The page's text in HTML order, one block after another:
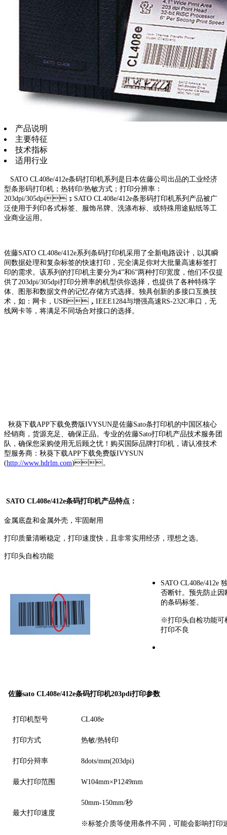
产品说明
主要特征
技术指标
适用行业
SATO CL408e/412e条码打印机系列是日本佐藤公司出品的工业经济
型条形码打印机；热转印/热敏方式；打印分辨率：
203dpi/305dpi；SATO CL408e/412e条形码打印机系列产品被广
泛使用于列印各式标签、服饰吊牌、洗涤布标、或特殊用途贴纸等工
业商业运用。
佐藤SATO CL408e/412e系列条码打印机采用了全新电路设计，以其瞬
间数据处理和复杂标签的快速打印，完全满足你对大批量高速标签打
印的需求。该系列的打印机主要分为4”和6”两种打印宽度，他们不仅提
供了203dpi/305dpi打印分辨率的机型供你选择，也提供了各种特殊字
体、图形和数据文件的记忆存储方式选择。独具创新的多接口互换技
术，如：网卡，USB，IEEE1284与增强高速RS-232C串口，无
线网卡等，将满足不同场合对接口的选择。
秋葵下载APP下载免费版IVYSUN是佐藤Sato条打印机的中国区核心
经销商，货源充足、确保正品。专业的佐藤Sato打印机产品技术服务团
队，确保您采购使用无后顾之忧！购买国际品牌打印机，请认准技术
型服务商：秋葵下载APP下载免费版IVYSUN
(http://www.hdrlm.com)。
SATO CL408e/412e条码打印机产品特点：
金属底盘和金属外壳，牢固耐用
打印质量清晰稳定，打印速度快，且非常实用经济，理想之选。
打印头自检功能
SATO CL408e/412e
否断针。预先防
的条码标签。
※打印头自检功能可
打印不良
佐藤sato CL408e/412e条码打印机203pdi打印参数
打印机型号 CL408e
打印方式 热敏/热转印
打印分辩率 8dots/mm(203dpi)
最大打印范围 W104mm×P1249mm
最大打印速度
50mm-150mm/秒
※标签介质等使用条件不同，可能会影响打印